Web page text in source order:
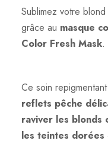
o
l
o
F
r
e
s
Sublimez votre
grâce au masque
Color Fresh Mask.
Ce soin
reflets pêche
raviver les blonds
les teintes dorées